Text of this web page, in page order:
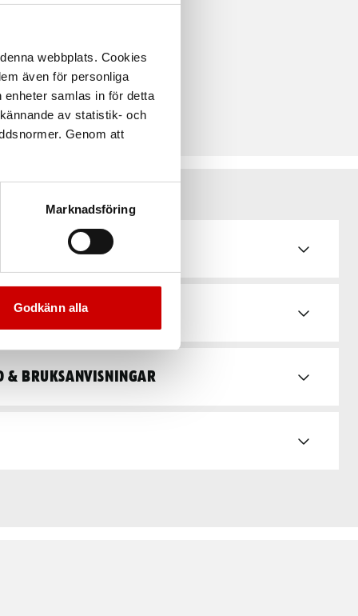
webbplats. Cookies
även för personliga
samlas in för detta
av statistik- och
Genom att
Marknadsföring
Godkänn alla
& bruksanvisningar